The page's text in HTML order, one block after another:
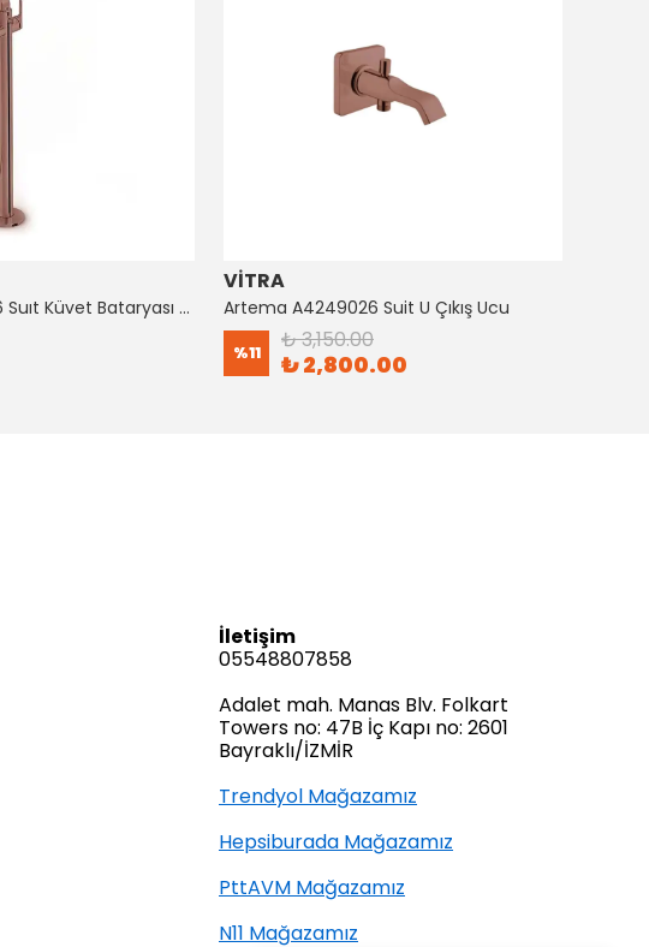
Artema A4128726 Suıt Küvet Bataryası Bakır
VİTRA
Artema A4249026 Suit U Çıkış Ucu
%11 ₺ 3,150.00
₺ 2,800.00
İletişim
05548807858
Adalet mah. Manas Blv. Folkart
Towers no: 47B İç Kapı no: 2601
Bayraklı/İZMİR
Trendyol Mağazamız
Hepsiburada Mağazamız
PttAVM Mağazamız
N11 Mağazamız